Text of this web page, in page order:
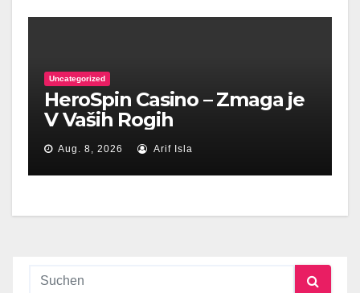
Uncategorized
HeroSpin Casino – Zmaga je
V Vaših Rogih
Aug. 8, 2026 Arif Isla